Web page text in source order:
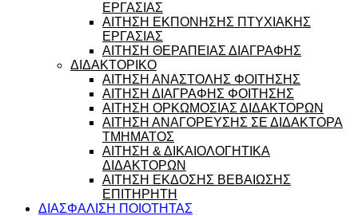
ΕΡΓΑΣΙΑΣ
ΑΙΤΗΣΗ ΕΚΠΟΝΗΣΗΣ ΠΤΥΧΙΑΚΗΣ
ΕΡΓΑΣΙΑΣ
ΑΙΤΗΣΗ ΘΕΡΑΠΕΙΑΣ ΔΙΑΓΡΑΦΗΣ
ΔΙΔΑΚΤΟΡΙΚΟ
ΑΙΤΗΣΗ ΑΝΑΣΤΟΛΗΣ ΦΟΙΤΗΣΗΣ
ΑΙΤΗΣΗ ΔΙΑΓΡΑΦΗΣ ΦΟΙΤΗΣΗΣ
ΑΙΤΗΣΗ ΟΡΚΩΜΟΣΙΑΣ ΔΙΔΑΚΤΟΡΩΝ
ΑΙΤΗΣΗ ΑΝΑΓΟΡΕΥΣΗΣ ΣΕ ΔΙΔΑΚΤΟΡΑ
ΤΜΗΜΑΤΟΣ
ΑΙΤΗΣΗ & ΔΙΚΑΙΟΛΟΓΗΤΙΚΑ
ΔΙΔΑΚΤΟΡΩΝ
ΑΙΤΗΣΗ ΕΚΔΟΣΗΣ ΒΕΒΑΙΩΣΗΣ
ΕΠΙΤΗΡΗΤΗ
ΔΙΑΣΦΑΛΙΣΗ ΠΟΙΟΤΗΤΑΣ